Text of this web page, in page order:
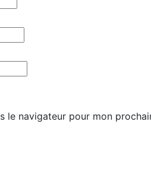
le navigateur pour mon